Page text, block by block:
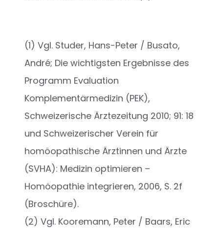
(1) Vgl. Studer, Hans-Peter / Busato,
André; Die wichtigsten Ergebnisse des
Programm Evaluation
Komplementärmedizin (PEK),
Schweizerische Ärztezeitung 2010; 91: 18
und Schweizerischer Verein für
homöopathische Ärztinnen und Ärzte
(SVHA): Medizin optimieren –
Homöopathie integrieren, 2006, S. 2f
(Broschüre).
(2) Vgl. Kooremann, Peter / Baars, Eric